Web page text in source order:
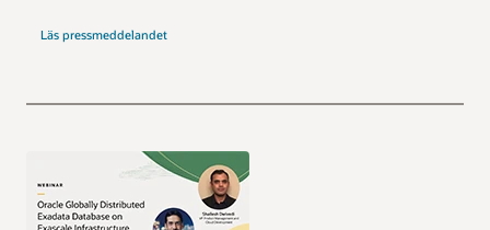
Läs pressmeddelandet